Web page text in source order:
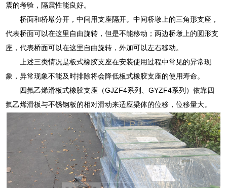
震的考验，隔震性能良好。
桥面和桥墩分开，中间用支座隔开。中间桥墩上的三角形支座，
代表桥面可以在这里自由旋转，但是不能移动；两边桥墩上的圆形支
座，代表桥面可以在这里自由旋转，外加可以左右移动。
上述三类情况是板式橡胶支座在安装使用过程中常见的异常现
象，异常现象不能及时排除将会降低板式橡胶支座的使用寿命。
四氟乙烯滑板式橡胶支座（GJZF4系列、GYZF4系列）依靠四
氟乙烯滑板与不锈钢板的相对滑动来适应梁体的位移，位移量大。